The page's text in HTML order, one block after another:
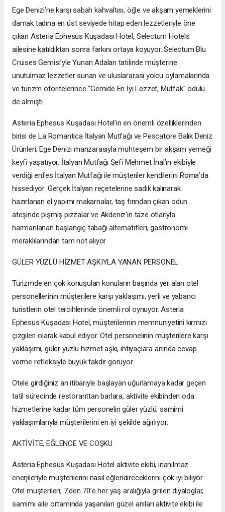
Ege Denizi’ne karşı sabah kahvaltısı, öğle ve akşam yemeklerini
damak tadına en üst seviyede hitap eden lezzetleriyle öne
çıkan Asteria Ephesus Kuşadası Hotel, Selectum Hotels
ailesine katıldıktan sonra farkını ortaya koyuyor. Selectum Blu
Cruises Gemisi’yle Yunan Adaları tatilinde müşterine
unutulmaz lezzetler sunan ve uluslararası yolcu oylamalarında
ve turizm otoritelerince "Gemide En İyi Lezzet, Mutfak" ödülü
de almıştı.
Asteria Ephesus Kuşadası Hotel’in en önemli özelliklerinden
birisi de La Romantica İtalyan Mutfağı ve Pescatore Balık Deniz
Ürünleri, Ege Denizi manzarasıyla muhteşem bir akşam yemeği
keyfi yaşatıyor. İtalyan Mutfağı Şefi Mehmet İnal’ın ekibiyle
verdiği enfes İtalyan Mutfağı ile müşteriler kendilerini Roma’da
hissediyor. Gerçek İtalyan reçetelerine sadık kalınarak
hazırlanan el yapımı makarnalar, taş fırından çıkan odun
ateşinde pişmiş pizzalar ve Akdeniz'in taze otlarıyla
harmanlanan başlangıç tabağı alternatifleri, gastronomi
meraklılarından tam not alıyor.
GÜLER YÜZLÜ HİZMET AŞKIYLA YANAN PERSONEL
Turizmde en çok konuşulan konuların başında yer alan otel
personellerinin müşterilere karşı yaklaşımı, yerli ve yabancı
turistlerin otel tercihlerinde önemli rol oynuyor. Asteria
Ephesus Kuşadası Hotel, müşterilerinin memnuniyetini kırmızı
çizgileri olarak kabul ediyor. Otel personelinin müşterilere karşı
yaklaşımı, güler yüzlü hizmet aşkı, ihtiyaçlara anında cevap
verme refleksiyle büyük takdir görüyor.
Otele girdiğiniz an itibariyle başlayan uğurlamaya kadar geçen
tatil sürecinde restoranttan barlara, aktivite ekibinden oda
hizmetlerine kadar tüm personelin güler yüzlü, samimi
yaklaşımlarıyla müşterilerini en iyi şekilde ağırlıyor.
AKTİVİTE, EĞLENCE VE COŞKU
Asteria Ephesus Kuşadası Hotel aktivite ekibi, inanılmaz
enerjileriyle müşterilerini nasıl eğlendireceklerini çok iyi biliyor.
Otel müşterileri, 7’den 70’e her yaş aralığıyla girilen diyaloglar,
samimi aile ortamında yaşanılan güzel anıları aktivite ekibi ile